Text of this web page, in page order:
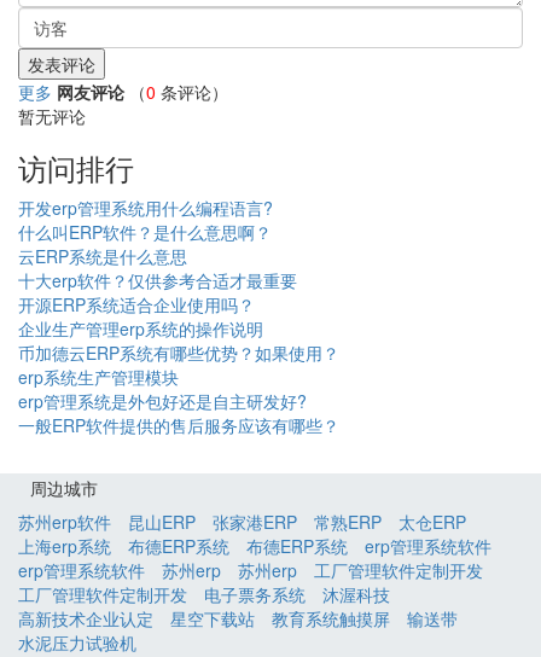
更多 网友评论 （0 条评论）
暂无评论
访问排行
开发erp管理系统用什么编程语言?
什么叫ERP软件？是什么意思啊？
云ERP系统是什么意思
十大erp软件？仅供参考合适才最重要
开源ERP系统适合企业使用吗？
企业生产管理erp系统的操作说明
币加德云ERP系统有哪些优势？如果使用？
erp系统生产管理模块
erp管理系统是外包好还是自主研发好?
一般ERP软件提供的售后服务应该有哪些？
周边城市
苏州erp软件
昆山ERP 张家港ERP 常熟ERP
太仓ERP
上海erp系统
布德ERP系统 布德ERP系统
erp管理系统软件
erp管理系统软件
苏州erp 苏州erp
工厂管理软件定制开发
工厂管理软件定制开发
电子票务系统
沐渥科技
高新技术企业认定
星空下载站 教育系统触摸屏
输送带
水泥压力试验机